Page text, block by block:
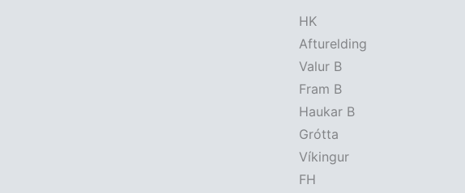
HK
Afturelding
Valur B
Fram B
Haukar B
Grótta
Víkingur
FH